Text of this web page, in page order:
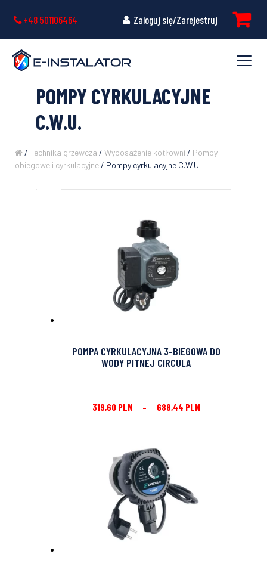
+48 501106464 Zaloguj się/Zarejestruj
POMPY CYRKULACYJNE
C.W.U.
/ Technika grzewcza / Wyposażenie kotłowni / Pompy
obiegowe i cyrkulacyjne/ Pompy cyrkulacyjne C.W.U.
POMPA CYRKULACYJNA 3-BIEGOWA DO
WODY PITNEJ CIRCULA
319,60 PLN – 688,44 PLN